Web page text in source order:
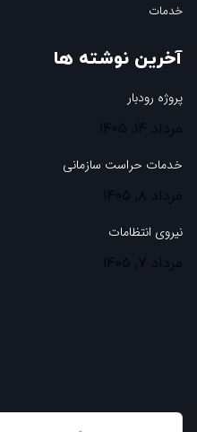
خدمات
آخرین نوشته ها
پروژه رودبار
خدمات حراست سازمانی
نیروی انتظامات